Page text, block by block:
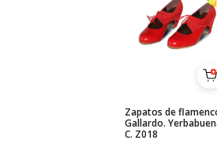
Zapatos de
Gallardo.
C. Z018